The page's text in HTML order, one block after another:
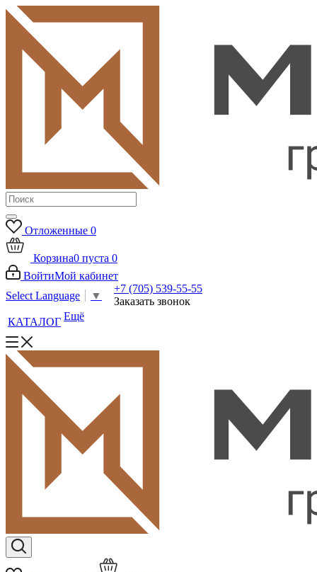
Отложенные 0
Корзина0 пуста 0
ВойтиМой кабинет
Select Language
▼
+7 (705) 539-55-55
Заказать звонок
КАТАЛОГ Ещё